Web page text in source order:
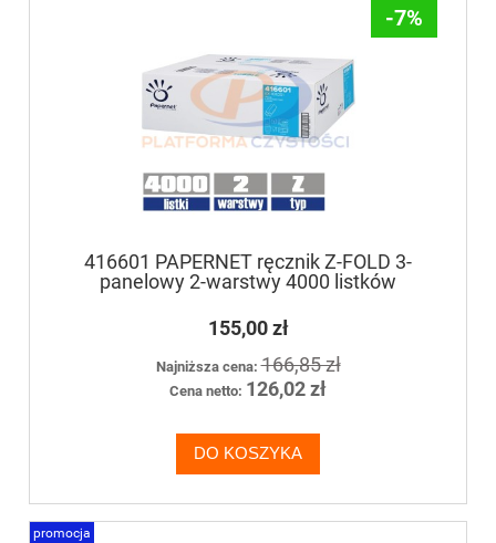
-7%
416601 PAPERNET ręcznik Z-FOLD 3-
panelowy 2-warstwy 4000 listków
155,00 zł
Najniższa cena:166,85 zł
Cena netto: 126,02 zł
DO KOSZYKA
promocja